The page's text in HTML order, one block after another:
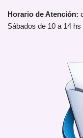
Horario de Atención:
Sábados de 10 a 14 hs